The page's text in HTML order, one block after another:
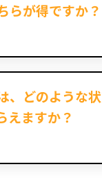
らが得ですか？
、どのような
えますか？